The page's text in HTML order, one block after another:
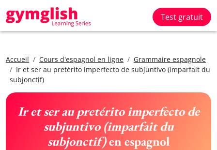
Test gratuit
Accueil Cours d'espagnol en ligne
Grammaire espagnole
Ir et ser au pretérito imperfecto de subjuntivo (imparfait du
subjonctif)
Ir et ser au pretérito imperfecto de
subjuntivo (imparfait du
subjonctif)en espagnol